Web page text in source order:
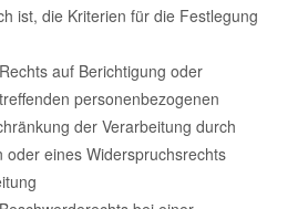
ist, die Kriterien für die Festlegung
auf Berichtigung oder
personenbezogenen
der Verarbeitung durch
oder eines Widerspruchsrechts